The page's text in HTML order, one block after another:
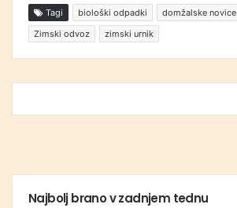
Tagi biološki odpadki domžalske novice
Zimski odvoz
zimski urnik
Najbolj brano v zadnjem tednu